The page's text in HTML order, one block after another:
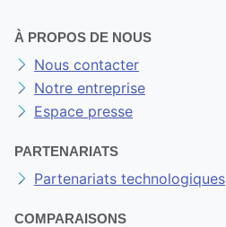
À PROPOS DE NOUS
Nous contacter
Notre entreprise
Espace presse
PARTENARIATS
Partenariats technologiques
COMPARAISONS